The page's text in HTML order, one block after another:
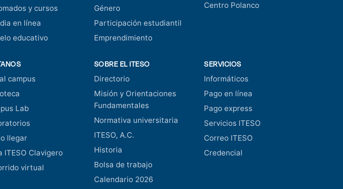
y cursos
en línea
educativo
Género
Participación estudiantil
Emprendimiento
Centro Polanco
campus
Lab
llegar
ITESO Clavigero
virtual
SOBRE EL ITESO
Directorio
Misión y Orientaciones
Fundamentales
Normativa universitaria
ITESO, A.C.
Historia
Bolsa de trabajo
Calendario 2026
SERVICIOS
Informáticos
Pago en línea
Pago express
Servicios ITESO
Correo ITESO
Credencial